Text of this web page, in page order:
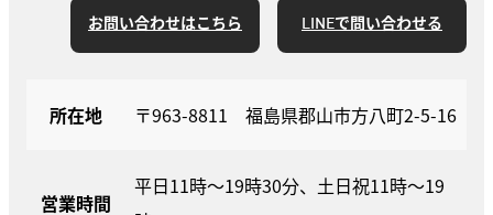
お問い合わせはこちら LINEで問い合わせる
所在地 〒963-8811 福島県郡山市方八町2-5-16
営業時間
平日11時～19時30分、土日祝11時～19